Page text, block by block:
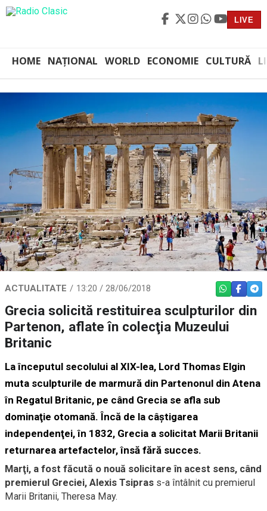
LIVE
HOME NAȚIONAL WORLD ECONOMIE CULTURĂ
ACTUALITATE 13:20 / 28/06/2018 WHATSAPP
Grecia solicită restituirea sculpturilor din
Partenon, aflate în colecţia Muzeului
Britanic
La începutul secolului al XIX-lea, Lord Thomas Elgin
muta sculpturile de marmură din Partenonul din Atena
în Regatul Britanic, pe când Grecia se afla sub
dominaţie otomană. Încă de la câştigarea
independenţei, în 1832, Grecia a solicitat Marii Britanii
returnarea artefactelor, însă fără succes.
Marţi, a fost făcută o nouă solicitare în acest sens, când
premierul Greciei, Alexis Tsipras s-a întâlnit cu premierul
Marii Britanii, Theresa May.